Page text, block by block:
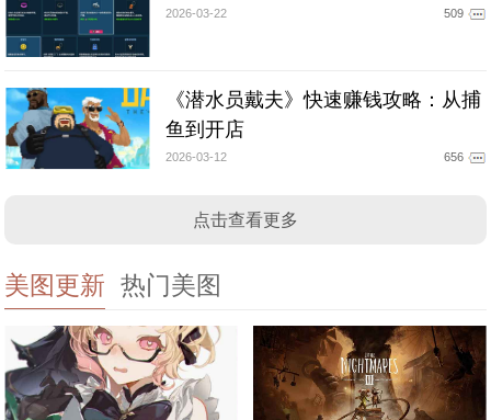
2026-03-22 509
《潜水员戴夫》快速赚钱攻略：从捕
鱼到开店
2026-03-12 656
点击查看更多
美图更新 热门美图